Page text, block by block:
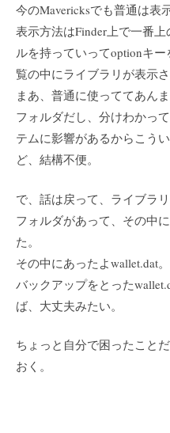
今のMavericksでも普通は表
表示方法はFinder上で一番
ルを持っていってoptionキ
覧の中にライブラリが表示
まあ、普通に使っててあん
フォルダだし、分けわかっ
テムに影響があるからこう
ど、結構不便。
で、話は戻って、ライブラ
フォルダがあって、その中
た。
その中にあったよwallet.dat。
バックアップをとった
ば、大丈夫みたい。
ちょっと自分で困ったこと
おく。